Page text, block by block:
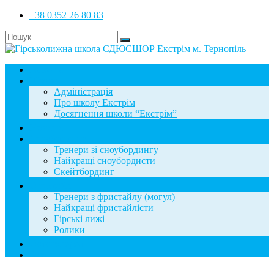
+38 0352 26 80 83
Адміністрація
Про школу Екстрім
Досягнення школи “Екстрім”
Тренери зі сноубордингу
Найкращі сноубордисти
Скейтбординг
Тренери з фристайлу (могул)
Найкращі фристайлісти
Гірські лижі
Ролики